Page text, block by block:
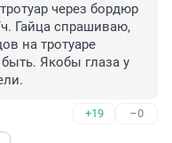
через бордюр
Гайца спрашиваю,
на тротуаре
Якобы глаза у
+19 –0